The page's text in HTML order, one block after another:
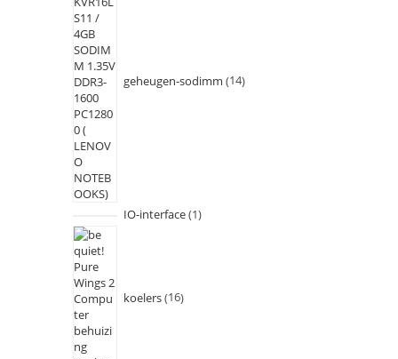
geheugen-sodimm 14
IO-interface 1
koelers 16